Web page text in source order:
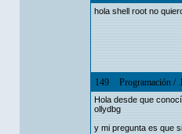
hola shell root no
149 Programación/
Hola desde que
ollydbg
y mi pregunta es que